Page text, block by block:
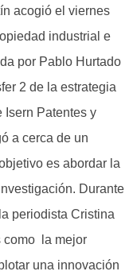
acogió el viernes
industrial e
por Pablo Hurtado
2 de la estrategia
Isern Patentes y
a cerca de un
es abordar la
Durante
periodista Cristina
como la mejor
una innovación